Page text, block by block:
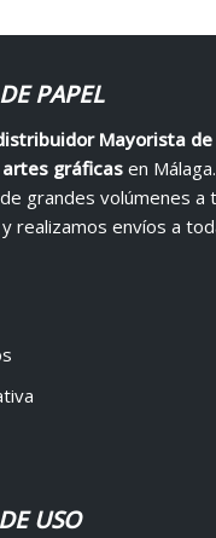
PAPEL
Mayorista
artes gráficas en
grandes volúmenes a
realizamos envíos a
USO